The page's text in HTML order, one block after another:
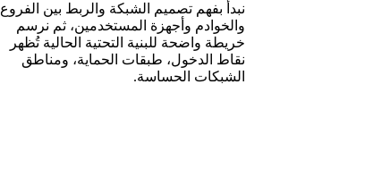
نبدأ بفهم تصميم الشبكة والربط بين الفروع
والخوادم وأجهزة المستخدمين، ثم نرسم
خريطة واضحة للبنية التحتية الحالية تُظهر
نقاط الدخول، طبقات الحماية، ومناطق
الشبكات الحساسة.